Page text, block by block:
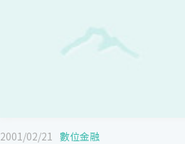
2001/02/21 數位金融